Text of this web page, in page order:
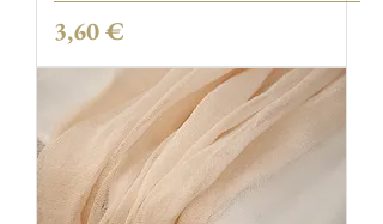
Τιμή
3,60 €